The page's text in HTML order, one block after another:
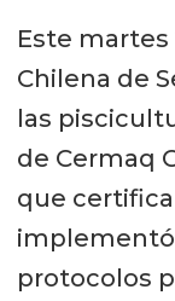
Este martes
Chilena de
las
de Cermaq
que
protocolos